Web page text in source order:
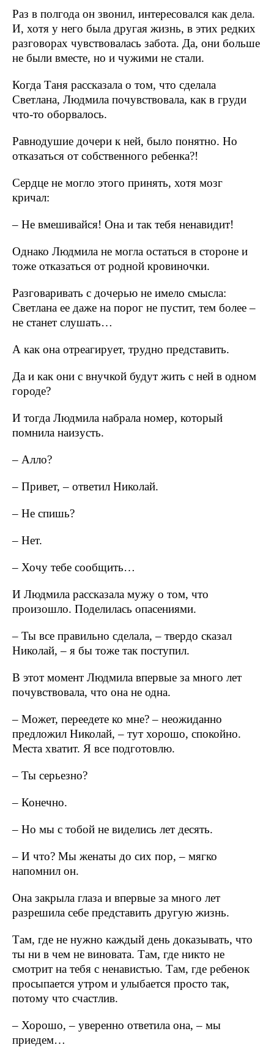
Раз в полгода он звонил, интересовался как дела.
И, хотя у него была другая жизнь, в этих редких
разговорах чувствовалась забота. Да, они больше
не были вместе, но и чужими не стали.
Когда Таня рассказала о том, что сделала
Светлана, Людмила почувствовала, как в груди
что-то оборвалось.
Равнодушие дочери к ней, было понятно. Но
отказаться от собственного ребенка?!
Сердце не могло этого принять, хотя мозг
кричал:
– Не вмешивайся! Она и так тебя ненавидит!
Однако Людмила не могла остаться в стороне и
тоже отказаться от родной кровиночки.
Разговаривать с дочерью не имело смысла:
Светлана ее даже на порог не пустит, тем более –
не станет слушать…
А как она отреагирует, трудно представить.
Да и как они с внучкой будут жить с ней в одном
городе?
И тогда Людмила набрала номер, который
помнила наизусть.
– Алло?
– Привет, – ответил Николай.
– Не спишь?
– Нет.
– Хочу тебе сообщить…
И Людмила рассказала мужу о том, что
произошло. Поделилась опасениями.
– Ты все правильно сделала, – твердо сказал
Николай, – я бы тоже так поступил.
В этот момент Людмила впервые за много лет
почувствовала, что она не одна.
– Может, переедете ко мне? ‒ неожиданно
предложил Николай, ‒ тут хорошо, спокойно.
Места хватит. Я все подготовлю.
– Ты серьезно?
– Конечно.
– Но мы с тобой не виделись лет десять.
– И что? Мы женаты до сих пор, – мягко
напомнил он.
Она закрыла глаза и впервые за много лет
разрешила себе представить другую жизнь.
Там, где не нужно каждый день доказывать, что
ты ни в чем не виновата. Там, где никто не
смотрит на тебя с ненавистью. Там, где ребенок
просыпается утром и улыбается просто так,
потому что счастлив.
– Хорошо, – уверенно ответила она, – мы
приедем…